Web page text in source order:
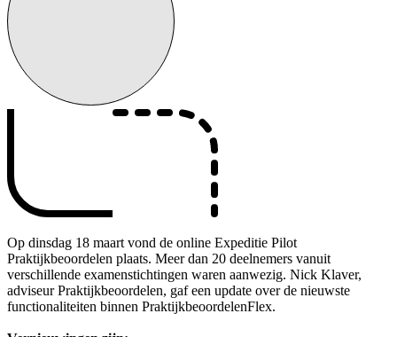
Op dinsdag 18 maart vond de online Expeditie Pilot
Praktijkbeoordelen plaats. Meer dan 20 deelnemers vanuit
verschillende examenstichtingen waren aanwezig. Nick Klaver,
adviseur Praktijkbeoordelen, gaf een update over de nieuwste
functionaliteiten binnen PraktijkbeoordelenFlex.